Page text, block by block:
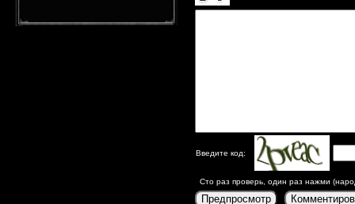
Введите код:
Сто раз проверь, один раз нажми
Предпросмотр